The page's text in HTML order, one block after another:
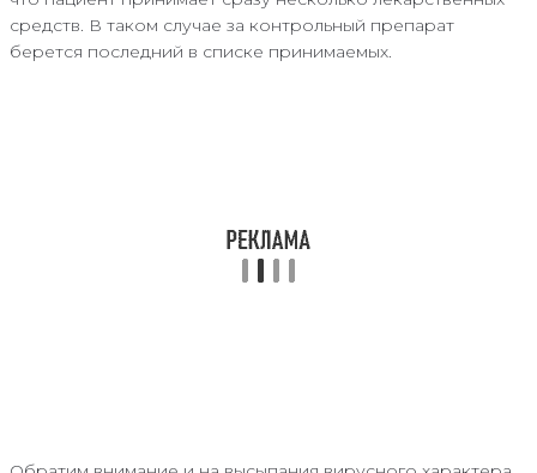
средств. В таком случае за контрольный препарат
берется последний в списке принимаемых.